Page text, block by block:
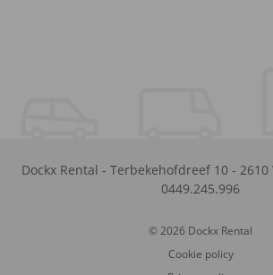
Dockx Rental - Terbekehofdreef 10 - 2610
0449.245.996
© 2026 Dockx Rental
Cookie policy